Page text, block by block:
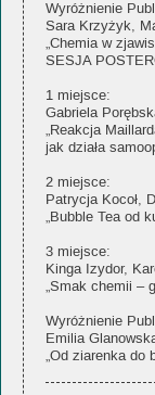
Wyróżnienie
Sara Krzyżyk,
„Chemia w
SESJA
1 miejsce:
Gabriela
„Reakcja
jak działa
2 miejsce:
Patrycja Kocoł,
„Bubble Tea od
3 miejsce:
Kinga Izydor,
„Smak chemii –
Wyróżnienie
Emilia
„Od ziarenka do